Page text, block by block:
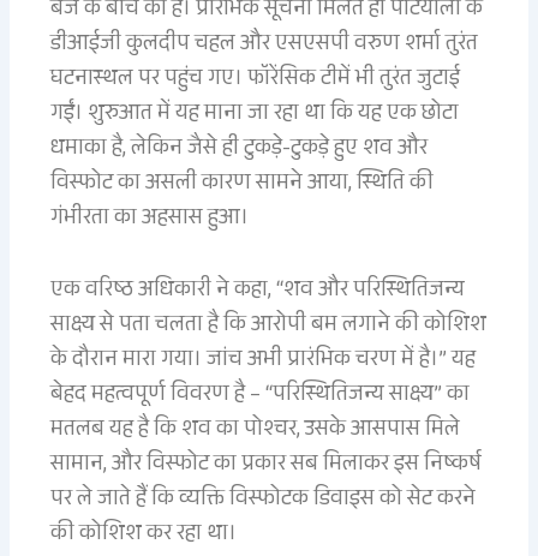
बजे के बीच का है। प्रारंभिक सूचना मिलते ही पटियाला के
डीआईजी कुलदीप चहल और एसएसपी वरुण शर्मा तुरंत
घटनास्थल पर पहुंच गए। फॉरेंसिक टीमें भी तुरंत जुटाई
गईं। शुरुआत में यह माना जा रहा था कि यह एक छोटा
धमाका है, लेकिन जैसे ही टुकड़े-टुकड़े हुए शव और
विस्फोट का असली कारण सामने आया, स्थिति की
गंभीरता का अहसास हुआ।
एक वरिष्ठ अधिकारी ने कहा, “शव और परिस्थितिजन्य
साक्ष्य से पता चलता है कि आरोपी बम लगाने की कोशिश
के दौरान मारा गया। जांच अभी प्रारंभिक चरण में है।” यह
बेहद महत्वपूर्ण विवरण है – “परिस्थितिजन्य साक्ष्य” का
मतलब यह है कि शव का पोश्चर, उसके आसपास मिले
सामान, और विस्फोट का प्रकार सब मिलाकर इस निष्कर्ष
पर ले जाते हैं कि व्यक्ति विस्फोटक डिवाइस को सेट करने
की कोशिश कर रहा था।